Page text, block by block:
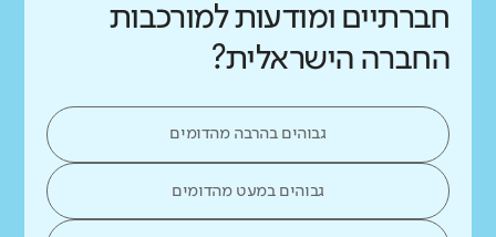
חברתיים ומודעות למורכבות
החברה הישראלית?
גבוהים בהרבה מהדומים
גבוהים במעט מהדומים